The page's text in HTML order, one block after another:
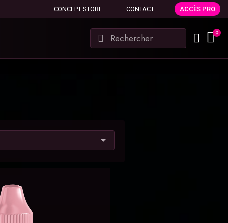
CONCEPT STORE CONTACT ACCÈS PRO
